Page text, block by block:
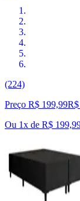
(224)
Preço R$ 199,99R$
Ou 1x de R$